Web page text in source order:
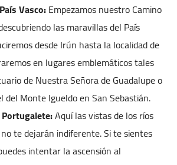
Vasco:Empezamos nuestro Camino
las maravillas del País
desde Irún hasta la localidad de
en lugares emblemáticos tales
de Nuestra Señora de Guadalupe o
del Monte Igueldo en San Sebastián.
Portugalete:Aquí las vistas de los ríos
te dejarán indiferente. Si te sientes
intentar la ascensión al